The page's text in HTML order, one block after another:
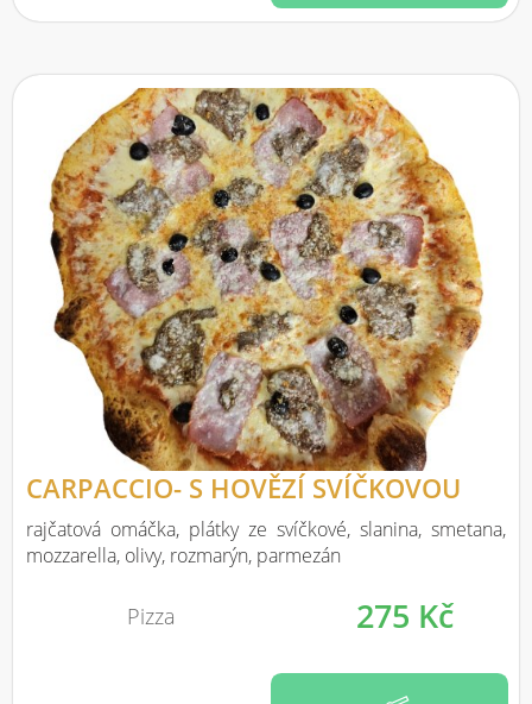
CARPACCIO- S HOVĚZÍ SVÍČKOVOU
rajčatová omáčka, plátky ze svíčkové, slanina, smetana,
mozzarella, olivy, rozmarýn, parmezán
Pizza 275 Kč